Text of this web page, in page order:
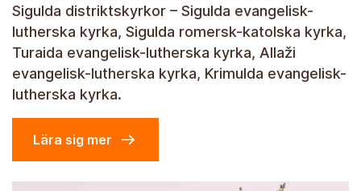
Sigulda distriktskyrkor – Sigulda evangelisk-
lutherska kyrka, Sigulda romersk-katolska kyrka,
Turaida evangelisk-lutherska kyrka, Allaži
evangelisk-lutherska kyrka, Krimulda evangelisk-
lutherska kyrka.
Lära sig mer